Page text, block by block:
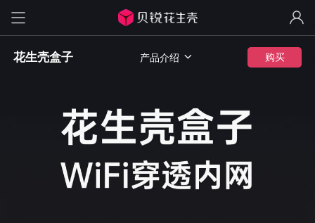
花生壳盒子 产品介绍  购买